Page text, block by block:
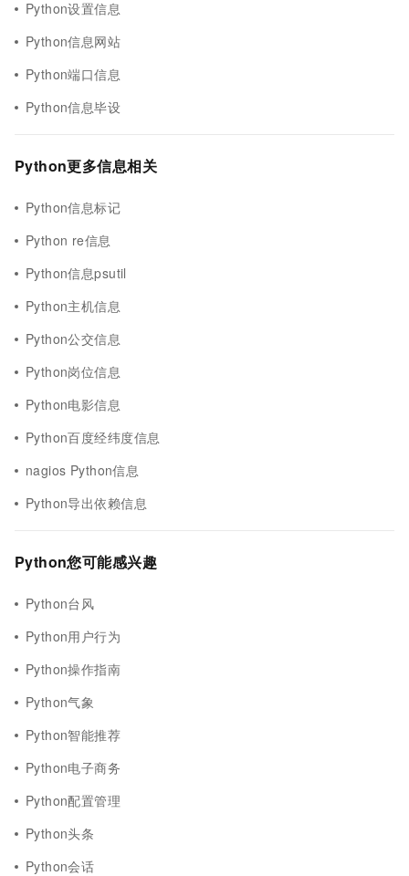
Python设置信息
Python信息网站
Python端口信息
Python信息毕设
Python更多信息相关
Python信息标记
Python re信息
Python信息psutil
Python主机信息
Python公交信息
Python岗位信息
Python电影信息
Python百度经纬度信息
nagios Python信息
Python导出依赖信息
Python您可能感兴趣
Python台风
Python用户行为
Python操作指南
Python气象
Python智能推荐
Python电子商务
Python配置管理
Python头条
Python会话